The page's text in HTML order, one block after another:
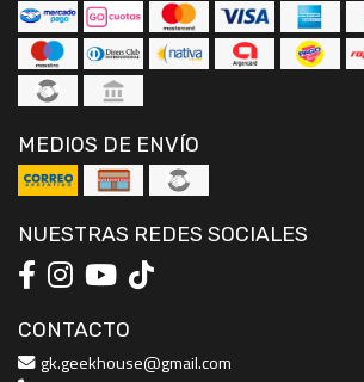
MEDIOS DE ENVÍO
NUESTRAS REDES SOCIALES
CONTACTO
gk.geekhouse@gmail.com